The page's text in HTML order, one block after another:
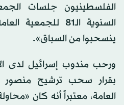
الفلسطينيون جلسات
السنوية الـ81
ينسحبوا من السباق».
ورحب مندوب إسرائيل لدى
بقرار سحب ترشيح
العامة، معتبراً أنه كان